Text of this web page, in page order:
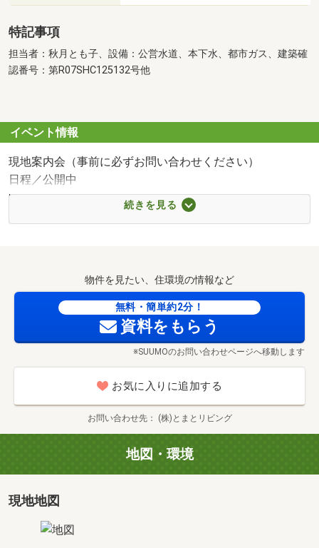
特記事項
担当者：秋月とも子、設備：公営水道、本下水、都市ガス、建築確
認番号：第R07SHC125132号他
イベント情報
現地案内会（事前に必ずお問い合わせください）
日程／公開中
時間／9:00～20:00
現地集合でも、自宅までお迎えでもOK♪
●〇●お子さんの対応もお任せください●〇●
・カードゲームや折り紙遊び
・かぶりもの撮影会あり☆
賃貸も家賃が高い！
だとしたらマイホーム買ったほうが得なの？？
続きを見る
物件を見たい、住環境の情報など
無料・簡単約2分！
資料をもらう
※SUUMOのお問い合わせページへ移動します
お気に入りに追加する
お問い合わせ先 (株)とまとリビング
地図・環境
現地地図